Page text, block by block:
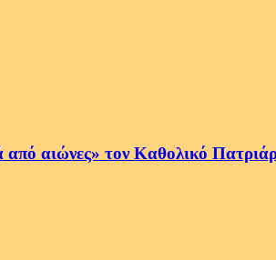
αιώνες» τον Καθολικό